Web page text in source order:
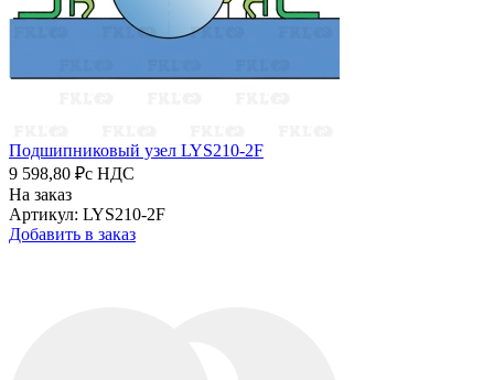
Подшипниковый узел LYS210-2F
9 598,80 ₽с НДС
На заказ
Артикул: LYS210-2F
Добавить в заказ